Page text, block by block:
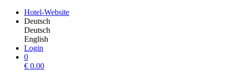
Hotel-Website
Deutsch
Deutsch
English
Login
0
€ 0.00